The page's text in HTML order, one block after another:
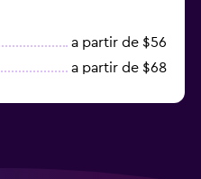
a partir de $56
a partir de $68